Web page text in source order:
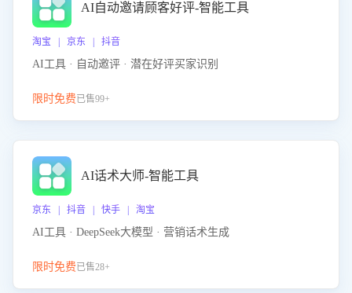
AI自动邀请顾客好评-智能工具
淘宝 | 京东 | 抖音
AI工具 · 自动邀评 · 潜在好评买家识别
限时免费已售99+
AI话术大师-智能工具
京东 | 抖音 | 快手 | 淘宝
AI工具 · DeepSeek大模型 · 营销话术生成
限时免费已售28+